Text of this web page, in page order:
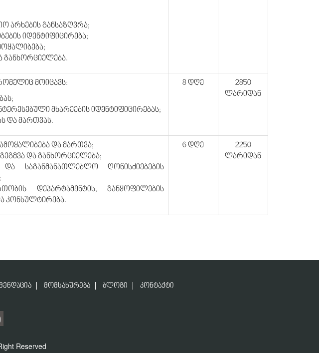
არხების განსაზღვრა;
იდენტიფიცირება;
განხორციელება.
მოიცავს:
მხარეების იდენტიფიცირებას;
და მართვას.
8 დღე
2850
ლარიდან
და მართვა;
და განხორციელება;
და საგანმანათლებლო ღონისძიებების
დეპარტამენტის, განყოფილების
კონსულტირება.
6 დღე
2250
ლარიდან
ᲛᲝᲛᲡᲐᲮᲣᲠᲔᲑᲐ ᲑᲚᲝᲒᲘ ᲙᲝᲜᲢᲐᲥᲢᲘ
Reserved